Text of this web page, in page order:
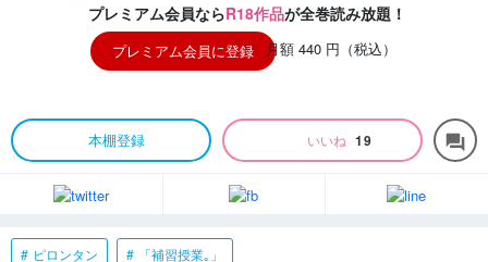
プレミアム会員ならR18作品が全巻読み放題！
プレミアム会員に登録 月額 440 円（税込）
本棚登録 いいね 19 forum
ピロンタン 「補習授業｡」